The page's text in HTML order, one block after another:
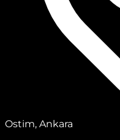
Ostim, Ankara